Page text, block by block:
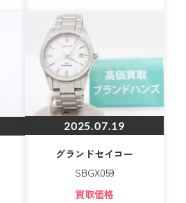
2025.07.19
グランドセイコー
SBGX059
買取価格